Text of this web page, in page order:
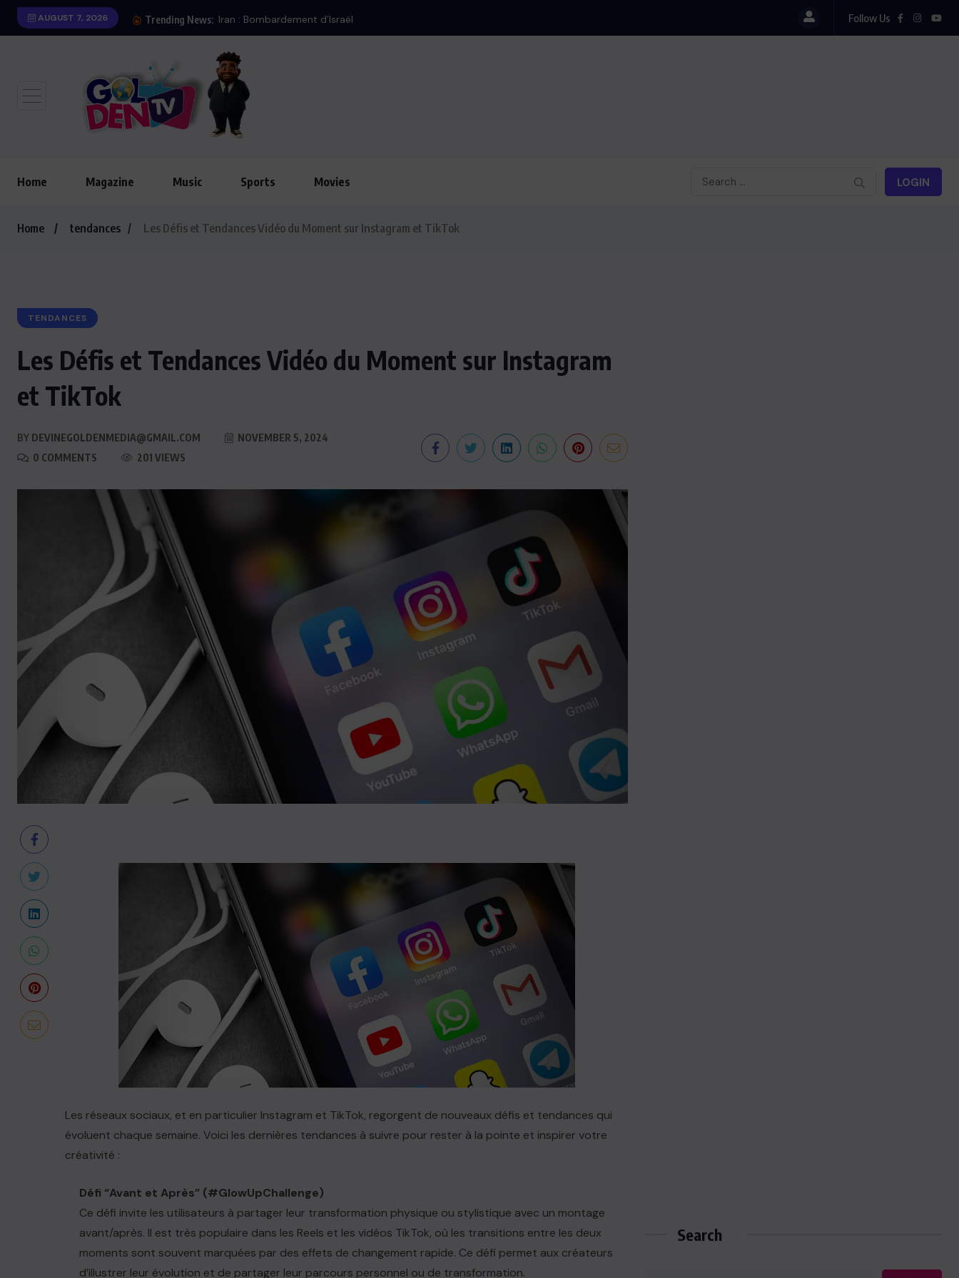
AUGUST 7, 2026 Trending News: Follow Us
Home Magazine Music Sports Movies LOGIN
Home tendances Les Défis et Tendances Vidéo du Moment sur Instagram et TikTok
TENDANCES
Les Défis et Tendances Vidéo du Moment sur Instagram
et TikTok
BY DEVINEGOLDENMEDIA@GMAIL.COM
NOVEMBER 5, 2024
0 COMMENTS
201 VIEWS
Les réseaux sociaux, et en particulier Instagram et TikTok, regorgent de nouveaux défis et tendances qui
évoluent chaque semaine. Voici les dernières tendances à suivre pour rester à la pointe et inspirer votre
créativité :
Défi “Avant et Après” (#GlowUpChallenge)
Ce défi invite les utilisateurs à partager leur transformation physique ou stylistique avec un montage
avant/après. Il est très populaire dans les Reels et les vidéos TikTok, où les transitions entre les deux
moments sont souvent marquées par des effets de changement rapide. Ce défi permet aux créateurs
d’illustrer leur évolution et de partager leur parcours personnel ou de transformation.
Search